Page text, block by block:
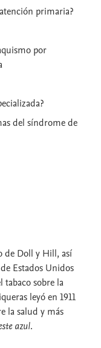
primaria?
por
del síndrome de
de Doll y Hill, así
Estados Unidos
tabaco sobre la
leyó en 1911
la salud y más
azul.